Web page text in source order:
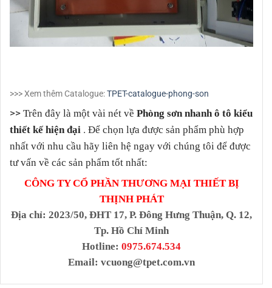
>>> Xem thêm Catalogue:TPET-catalogue-phong-son
>> Trên đây là một vài nét về Phòng sơn nhanh ô tô kiểu
thiết kế hiện đại . Để chọn lựa được sản phẩm phù hợp
nhất với nhu cầu hãy liên hệ ngay với chúng tôi để được
tư vấn về các sản phẩm tốt nhất:
CÔNG TY CỔ PHẦN THƯƠNG MẠI THIẾT BỊ
THỊNH PHÁT
Địa chỉ: 2023/50, ĐHT 17, P. Đông Hưng Thuận, Q. 12,
Tp. Hồ Chí Minh
Hotline: 0975.674.534
Email: vcuong@tpet.com.vn